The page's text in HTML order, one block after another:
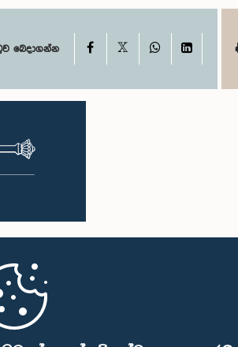
බෙදාගන්න Facebook WhatsAppLinkedIn